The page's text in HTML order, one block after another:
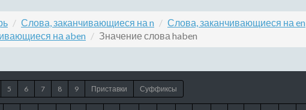
Слова, заканчивающиеся на n Слова, заканчивающиеся на en
на aben
Значение слова haben
5 6 7 8 9 Приставки Суффиксы